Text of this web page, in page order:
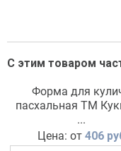
С этим товаром
Форма для
пасхальная ТМ
...
Цена: от 406